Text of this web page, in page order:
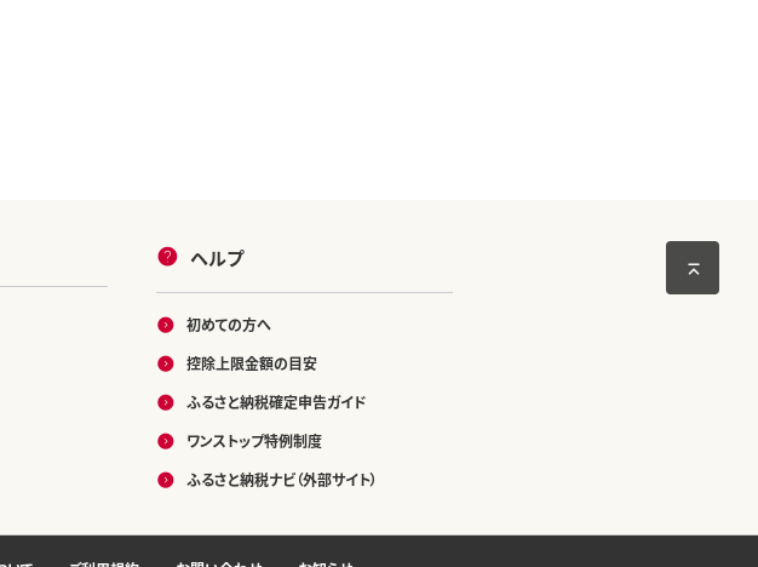
ヘルプ
初めての方へ
控除上限金額の目安
ふるさと納税確定申告ガイド
ワンストップ特例制度
ふるさと納税ナビ（外部サイト）